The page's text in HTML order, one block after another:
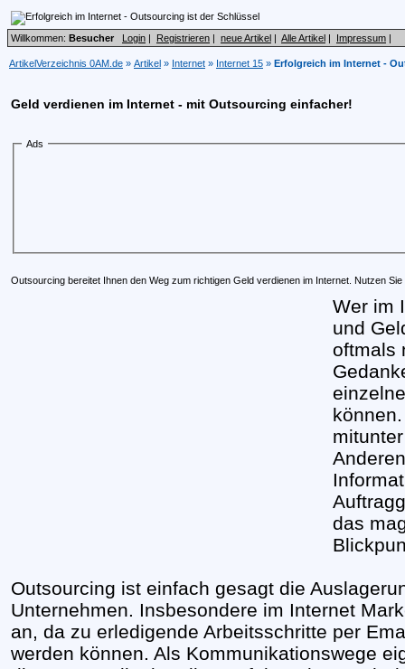
Willkommen: Besucher Login | Registrieren | neue Artikel | Alle Artikel | Impressum |
ArtikelVerzeichnis 0AM.de » Artikel » Internet » Internet 15 » Erfolgreich im Internet -
Geld verdienen im Internet - mit Outsourcing einfacher!
Ads
Outsourcing bereitet Ihnen den Weg zum richtigen Geld verdienen im Internet. Nutzen
Wer im
und
oftmals
das
Outsourcing ist einfach gesagt die
Unternehmen. Insbesondere im Internet
an, da zu erledigende Arbeitsschritte per
werden können. Als Kommunikationswege